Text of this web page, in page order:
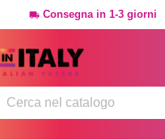
 Consegna in 1-3 giorni